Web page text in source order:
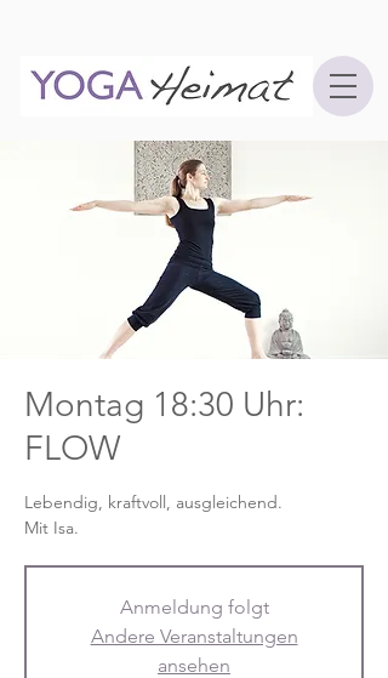
Montag 18:30 Uhr:
FLOW
Lebendig, kraftvoll, ausgleichend.
Mit Isa.
Anmeldung folgt
Andere Veranstaltungen
ansehen